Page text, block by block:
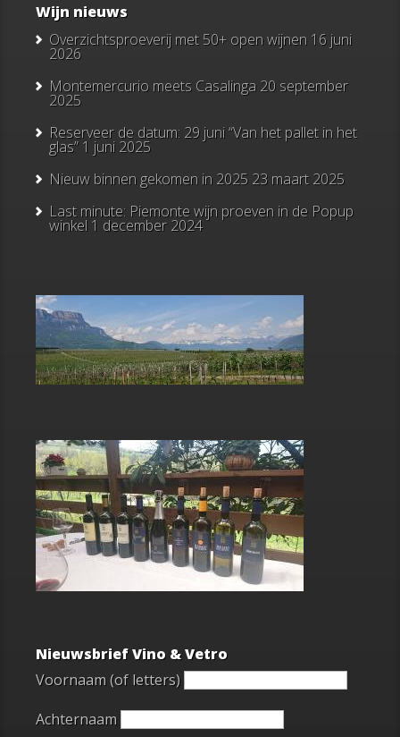
Wijn nieuws
Overzichtsproeverij met 50+ open wijnen 16 juni
2026
Montemercurio meets Casalinga 20 september
2025
Reserveer de datum: 29 juni “Van het pallet in het
glas” 1 juni 2025
Nieuw binnen gekomen in 2025 23 maart 2025
Last minute: Piemonte wijn proeven in de Popup
winkel 1 december 2024
Nieuwsbrief Vino & Vetro
Voornaam (of letters)
Achternaam